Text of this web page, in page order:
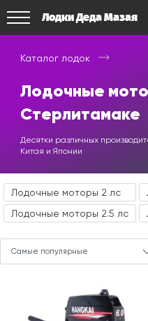
Лодки Деда Мазая
Каталог лодок
Лодочные
Стерлитамаке
Десятки различных
Китая и Японии
Лодочные моторы 2 лс
Лодочные моторы 2.5 лс
Самые популярные